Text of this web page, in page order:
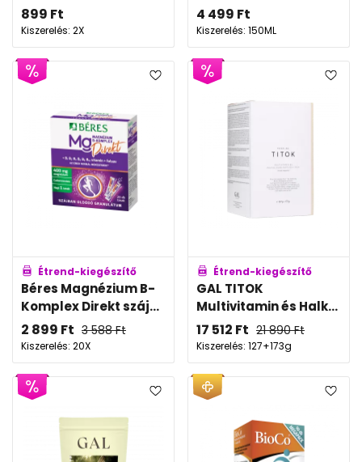
899 Ft
Kiszerelés: 2X
4 499 Ft
Kiszerelés: 150ML
Étrend-kiegészítő
Béres Magnézium B-
Komplex Direkt száj...
2 899 Ft 3 588Ft
Kiszerelés: 20X
Étrend-kiegészítő
GAL TITOK
Multivitamin és Halk...
17 512 Ft 21 890Ft
Kiszerelés: 127+173g